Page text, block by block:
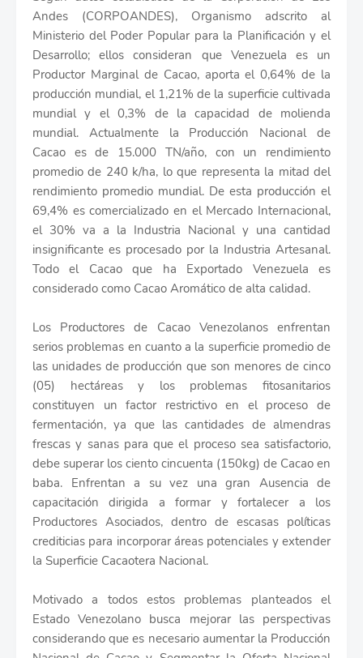
Andes (CORPOANDES), Organismo adscrito al
Ministerio del Poder Popular para la Planificación y el
Desarrollo; ellos consideran que Venezuela es un
Productor Marginal de Cacao, aporta el 0,64% de la
producción mundial, el 1,21% de la superficie cultivada
mundial y el 0,3% de la capacidad de molienda
mundial. Actualmente la Producción Nacional de
Cacao es de 15.000 TN/año, con un rendimiento
promedio de 240 k/ha, lo que representa la mitad del
rendimiento promedio mundial. De esta producción el
69,4% es comercializado en el Mercado Internacional,
el 30% va a la Industria Nacional y una cantidad
insignificante es procesado por la Industria Artesanal.
Todo el Cacao que ha Exportado Venezuela es
considerado como Cacao Aromático de alta calidad.
Los Productores de Cacao Venezolanos enfrentan
serios problemas en cuanto a la superficie promedio de
las unidades de producción que son menores de cinco
(05) hectáreas y los problemas fitosanitarios
constituyen un factor restrictivo en el proceso de
fermentación, ya que las cantidades de almendras
frescas y sanas para que el proceso sea satisfactorio,
debe superar los ciento cincuenta (150kg) de Cacao en
baba. Enfrentan a su vez una gran Ausencia de
capacitación dirigida a formar y fortalecer a los
Productores Asociados, dentro de escasas políticas
crediticias para incorporar áreas potenciales y extender
la Superficie Cacaotera Nacional.
Motivado a todos estos problemas planteados el
Estado Venezolano busca mejorar las perspectivas
considerando que es necesario aumentar la Producción